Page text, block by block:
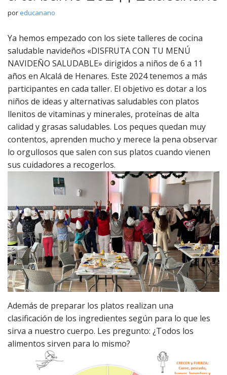
por educanano
Ya hemos empezado con los siete talleres de cocina
saludable navideños «DISFRUTA CON TU MENÚ
NAVIDEÑO SALUDABLE» dirigidos a niños de 6 a 11
años en Alcalá de Henares. Este 2024 tenemos a más
participantes en cada taller. El objetivo es dotar a los
niños de ideas y alternativas saludables con platos
llenitos de vitaminas y minerales, proteínas de alta
calidad y grasas saludables. Los peques quedan muy
contentos, aprenden mucho y merece la pena observar
lo orgullosos que salen con sus platos cuando vienen
sus cuidadores a recogerlos.
Además de preparar los platos realizan una
clasificación de los ingredientes según para lo que les
sirva a nuestro cuerpo. Les pregunto: ¿Todos los
alimentos sirven para lo mismo?